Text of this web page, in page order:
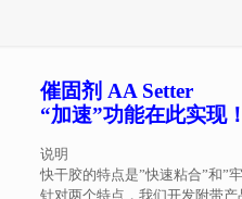
催固剂 AA Setter
“加速”功能在此实现
说明
快干胶的特点是”快速粘合”和”牢
针对两个特点，我们开发附带产